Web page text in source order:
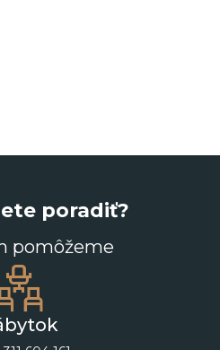
poradiť?
pomôžeme